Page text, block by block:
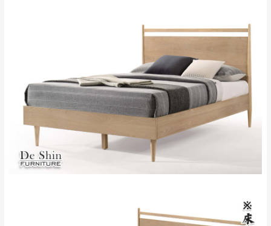
＊A108產品另收運費
新北
雙溪、貢寮、烏
來、平溪、九份、
石門、林口 下福
里、新店山區、三
峽山區、石碇、坪
林、福隆、淡水山
區、北投湖山路、
$ 9,000以上：免
NT$500元
苗栗至基隆；其它地區暫不開放，如因特殊
地型限制(山區、鄉、鎮、村)、樓梯太小、無
法搬運上樓等因素，導致無法配送，本公司
保有出貨的權利。
保護物流人員的工作安全，賣家無提供吊掛
服務，若需以吊車或其他的吊掛方式吊運，
費用將由買方自行支付。
因大型傢俱有組裝、配送的問題，並非一般
天在家等貨，以節省您的寶貴時間。